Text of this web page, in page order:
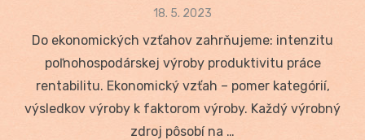
Posted
18. 5. 2023
Do ekonomických vzťahov zahrňujeme: intenzitu
poľnohospodárskej výroby produktivitu práce
rentabilitu. Ekonomický vzťah – pomer kategórií,
výsledkov výroby k faktorom výroby. Každý výrobný
zdroj pôsobí na …